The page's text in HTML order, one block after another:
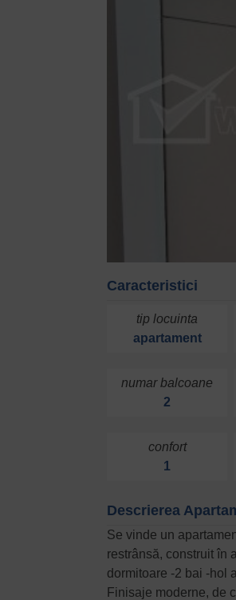
Caracteristici
tip locuinta
apartament
numar balcoane
2
confort
1
Descrierea
Se vinde un
restrânsă, construit în
dormitoare -2 bai -hol
Finisaje moderne, de